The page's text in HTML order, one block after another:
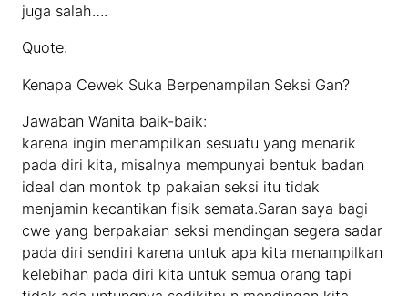
juga salah….
Quote:
Kenapa Cewek Suka Berpenampilan Seksi Gan?
Jawaban Wanita baik-baik:
karena ingin menampilkan sesuatu yang menarik
pada diri kita, misalnya mempunyai bentuk badan
ideal dan montok tp pakaian seksi itu tidak
menjamin kecantikan fisik semata.Saran saya bagi
cwe yang berpakaian seksi mendingan segera sadar
pada diri sendiri karena untuk apa kita menampilkan
kelebihan pada diri kita untuk semua orang tapi